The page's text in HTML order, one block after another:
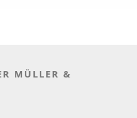
MÜLLER &